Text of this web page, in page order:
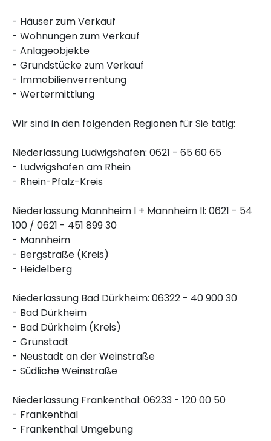
- Häuser zum Verkauf
- Wohnungen zum Verkauf
- Anlageobjekte
- Grundstücke zum Verkauf
- Immobilienverrentung
- Wertermittlung
Wir sind in den folgenden Regionen für Sie tätig:
Niederlassung Ludwigshafen: 0621 - 65 60 65
- Ludwigshafen am Rhein
- Rhein-Pfalz-Kreis
Niederlassung Mannheim I + Mannheim II: 0621 - 54
100 / 0621 - 451 899 30
- Mannheim
- Bergstraße (Kreis)
- Heidelberg
Niederlassung Bad Dürkheim: 06322 - 40 900 30
- Bad Dürkheim
- Bad Dürkheim (Kreis)
- Grünstadt
- Neustadt an der Weinstraße
- Südliche Weinstraße
Niederlassung Frankenthal: 06233 - 120 00 50
- Frankenthal
- Frankenthal Umgebung